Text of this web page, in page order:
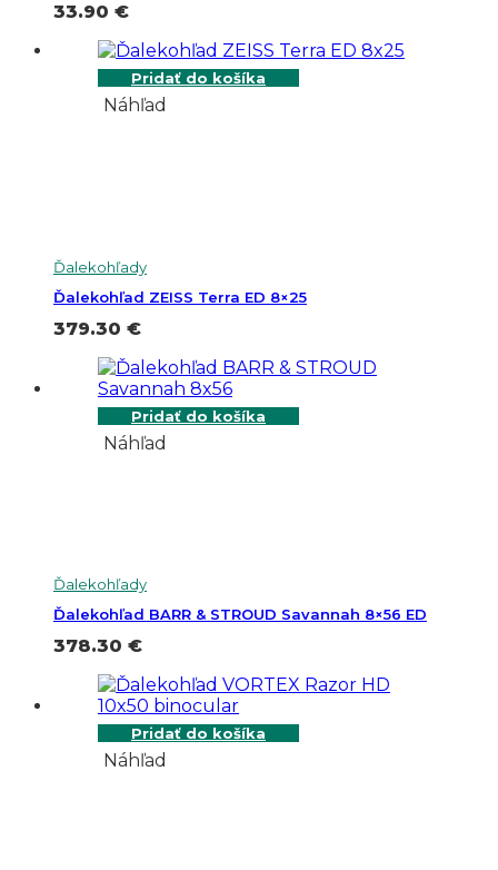
33.90 €
Pridať do košíka
Náhľad
Ďalekohľady
Ďalekohľad ZEISS Terra ED 8×25
379.30 €
Pridať do košíka
Náhľad
Ďalekohľady
Ďalekohľad BARR & STROUD Savannah 8×56 ED
378.30 €
Pridať do košíka
Náhľad